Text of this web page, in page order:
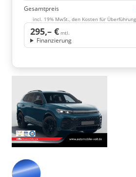
Gesamtpreis
incl. 19% MwSt., den Kosten für
295,– € mtl.
Finanzierung